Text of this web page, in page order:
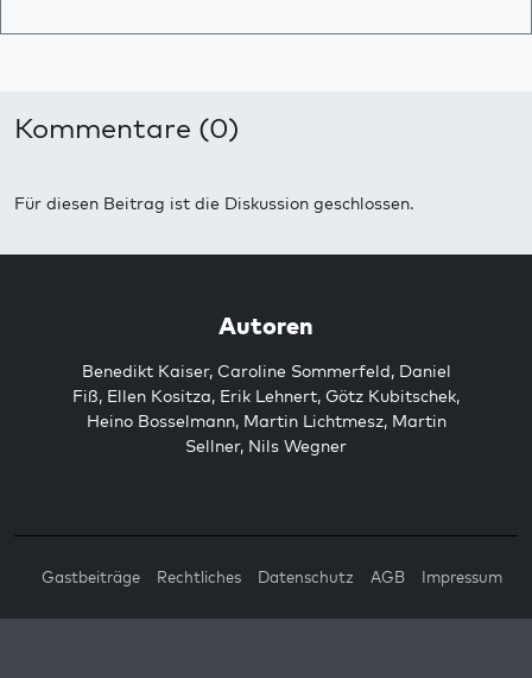
Kommentare (0)
Für diesen Beitrag ist die Diskussion geschlossen.
Autoren
Benedikt Kaiser, Caroline Sommerfeld, Daniel
Fiß, Ellen Kositza, Erik Lehnert, Götz Kubitschek,
Heino Bosselmann, Martin Lichtmesz, Martin
Sellner, Nils Wegner
Gastbeiträge Rechtliches Datenschutz AGB Impressum